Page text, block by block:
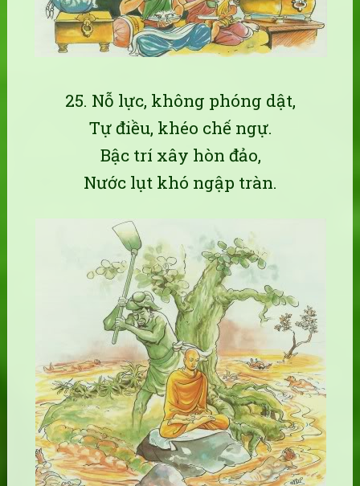
25. Nỗ lực, không phóng dật,
Tự điều, khéo chế ngự.
Bậc trí xây hòn đảo,
Nước lụt khó ngập tràn.